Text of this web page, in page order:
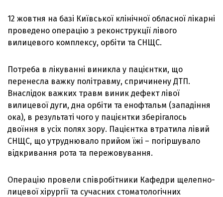
12 жовтня на базі Київської клінічної обласної лікарні
проведено операцію з реконструкції лівого
вилицевого комплексу, орбіти та СНЩС.
Потреба в лікуванні виникла у пацієнтки, що
перенесла важку політравму, спричинену ДТП.
Внаслідок важких травм виник дефект лівої
вилицевої дуги, дна орбіти та енофтальм (западіння
ока), в результаті чого у пацієнтки зберігалось
двоїння в усіх полях зору. Пацієнтка втратила лівий
СНЩС, що утруднювало прийом їжі – погіршувало
відкривання рота та пережовування.
Операцію провели співробітники Кафедри щелепно-
лицевої хірургії та сучасних стоматологічних